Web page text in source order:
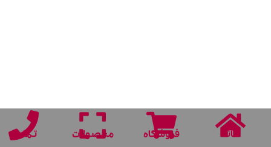
خانه فروشگاه محصولات تماس